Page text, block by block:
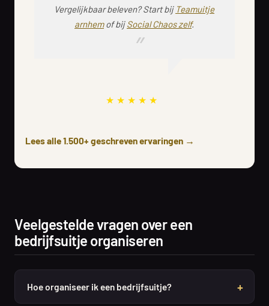
Vergelijkbaar beleven? Start bij Teamuitje
arnhemof bijSocial Chaos zelf.
Lees alle 1.500+ geschreven ervaringen →
Veelgestelde vragen over een
bedrijfsuitje organiseren
Hoe organiseer ik een bedrijfsuitje?